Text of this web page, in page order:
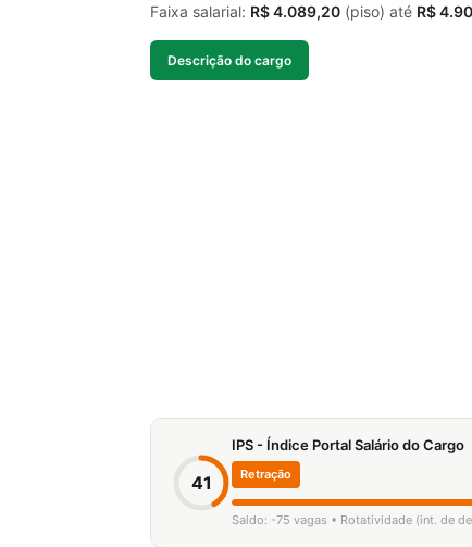
Faixa salarial: R$ 4.089,20 (piso) até R$
Descrição do cargo
41
IPS - Índice Portal Salário do Cargo
Retração
Saldo: -75 vagas • Rotatividade (int. de